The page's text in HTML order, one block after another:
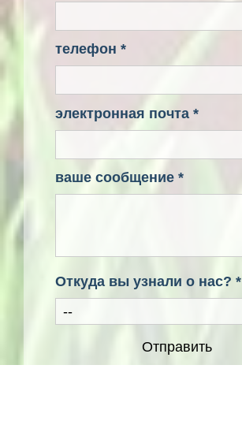
телефон *
электронная почта *
ваше сообщение *
Откуда вы узнали о нас? *
Отправить